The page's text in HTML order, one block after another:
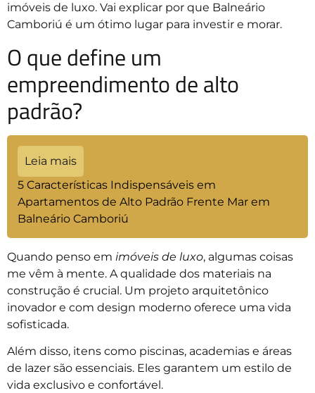
imóveis de luxo. Vai explicar por que Balneário
Camboriú é um ótimo lugar para investir e morar.
O que define um
empreendimento de alto
padrão?
Leia mais
5 Características Indispensáveis em
Apartamentos de Alto Padrão Frente Mar em
Balneário Camboriú
Quando penso em imóveis de luxo, algumas coisas
me vêm à mente. A qualidade dos materiais na
construção é crucial. Um projeto arquitetônico
inovador e com design moderno oferece uma vida
sofisticada.
Além disso, itens como piscinas, academias e áreas
de lazer são essenciais. Eles garantem um estilo de
vida exclusivo e confortável.